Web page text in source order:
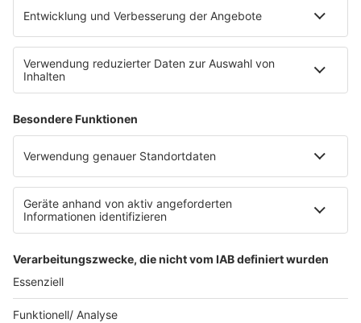
Impressum
Datenschutz
Datenschutz Facebook & Instagram
Datenschutzeinstellungen
Clubbedingungen
Werbung schalten
Waffel-Werbepartner
80s80s.de
90s90s.de
1deutsch.de
WEIHNACHTSMUSIK.FM